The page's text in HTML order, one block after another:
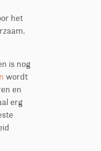
het
is nog
wordt
en
erg